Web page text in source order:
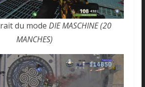
du mode DIE MASCHINE (20
MANCHES)